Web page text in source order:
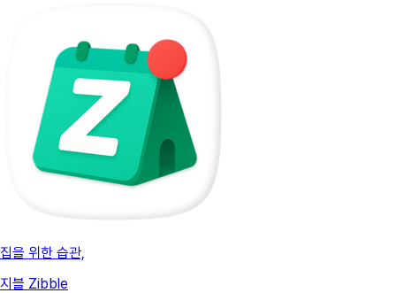
집을 위한 습관,
지블 Zibble